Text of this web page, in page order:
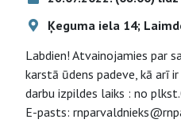
Ķeguma iela 14;
Labdien! Atvainojamies par
karstā ūdens padeve, kā arī
darbu izpildes laiks : no
E-pasts: